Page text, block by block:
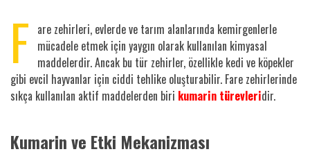
F are zehirleri, evlerde ve tarım alanlarında kemirgenlerle
mücadele etmek için yaygın olarak kullanılan kimyasal
maddelerdir. Ancak bu tür zehirler, özellikle kedi ve köpekler
gibi evcil hayvanlar için ciddi tehlike oluşturabilir. Fare zehirlerinde
sıkça kullanılan aktif maddelerden biri kumarin türevleridir.
Kumarin ve Etki Mekanizması